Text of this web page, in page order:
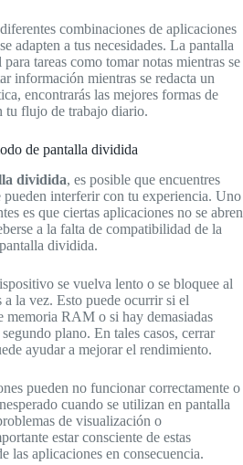
combinaciones de aplicaciones
adapten a tus necesidades. La pantalla
tareas como tomar notas mientras se
información mientras se redacta un
encontrarás las mejores formas de
tu flujo de trabajo diario.
de pantalla dividida
dividida, es posible que encuentres
pueden interferir con tu experiencia. Uno
es que ciertas aplicaciones no se abren
a la falta de compatibilidad de la
dividida.
se vuelva lento o se bloquee al
la vez. Esto puede ocurrir si el
memoria RAM o si hay demasiadas
plano. En tales casos, cerrar
ayudar a mejorar el rendimiento.
pueden no funcionar correctamente o
cuando se utilizan en pantalla
de visualización o
estar consciente de estas
las aplicaciones en consecuencia.